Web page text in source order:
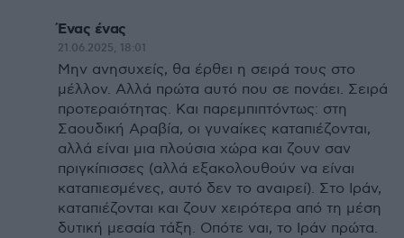
Ένας ένας
21.06.2025, 18:01
Μην ανησυχείς, θα έρθει η σειρά τους στο
μέλλον. Αλλά πρώτα αυτό που σε πονάει. Σειρά
προτεραιότητας. Και παρεμπιπτόντως: στη
Σαουδική Αραβία, οι γυναίκες καταπιέζονται,
αλλά είναι μια πλούσια χώρα και ζουν σαν
πριγκίπισσες (αλλά εξακολουθούν να είναι
καταπιεσμένες, αυτό δεν το αναιρεί). Στο Ιράν,
καταπιέζονται και ζουν χειρότερα από τη μέση
δυτική μεσαία τάξη. Οπότε ναι, το Ιράν πρώτα.